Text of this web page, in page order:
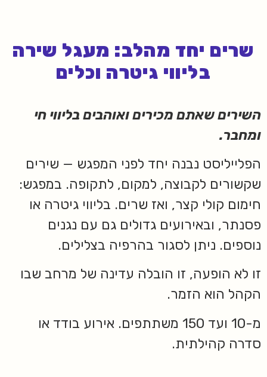
שרים יחד מהלב: מעגל שירה
בליווי גיטרה וכלים
השירים שאתם מכירים ואוהבים בליווי חי
ומחבר.
הפלייליסט נבנה יחד לפני המפגש — שירים
שקשורים לקבוצה, למקום, לתקופה. במפגש:
חימום קולי קצר, ואז שרים. בליווי גיטרה או
פסנתר, ובאירועים גדולים גם עם נגנים
נוספים. ניתן לסגור בהרפיה בצלילים.
זו לא הופעה, זו הובלה עדינה של מרחב שבו
הקהל הוא הזמר.
מ-10 ועד 150 משתתפים. אירוע בודד או
סדרה קהילתית.